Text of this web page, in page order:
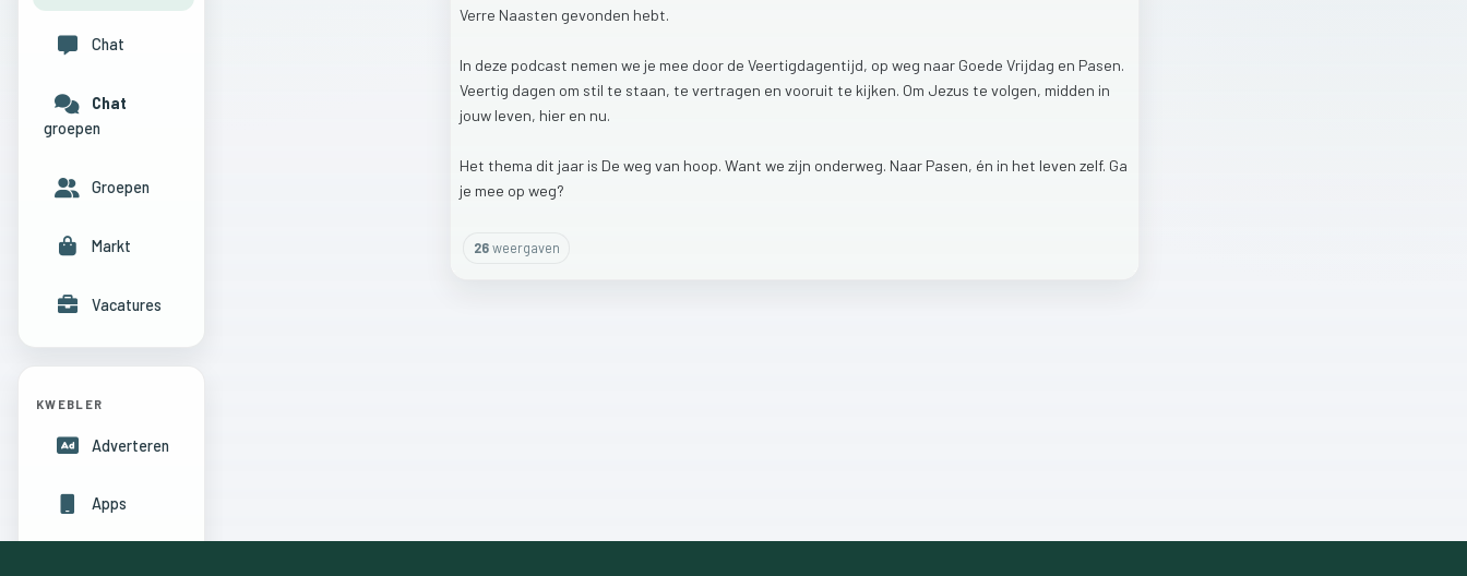
Verre Naasten gevonden hebt.
In deze podcast nemen we je mee door de Veertigdagentijd, op weg naar Goede Vrijdag en Pasen.
Veertig dagen om stil te staan, te vertragen en vooruit te kijken. Om Jezus te volgen, midden in
jouw leven, hier en nu.
Het thema dit jaar is De weg van hoop. Want we zijn onderweg. Naar Pasen, én in het leven zelf. Ga
je mee op weg?
26weergaven
Chat
Chat
groepen
Groepen
Markt
Vacatures
KWEBLER
Adverteren
Apps